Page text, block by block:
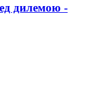
дилемою -